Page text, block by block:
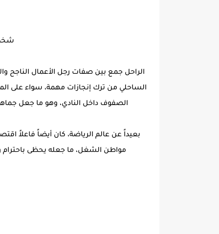
الراحل جمع بين صفات رجل الأعمال الناجح
الساحلي من ترك إنجازات مهمة، سواء على
الصفوف داخل النادي، وهو ما جعل
بعيداً عن عالم الرياضة، كان أيضاً
مواطن الشغل، ما جعله يحظى